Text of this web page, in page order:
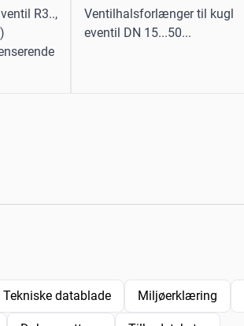
R3..,
Ventilhalsforlænger til kugl
eventil DN 15...50...
Tekniske datablade Miljøerklæring